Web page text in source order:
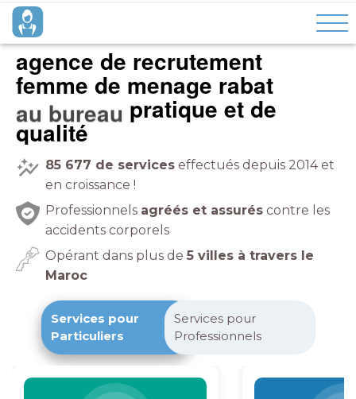
agence de recrutement
femme de menage rabat
à domicile pratique et de
qualité
85 677 de services effectués depuis 2014 et
en croissance !
Professionnels agréés et assurés contre les
accidents corporels
Opérant dans plus de 5 villes à travers le
Maroc
Services pour
Particuliers
Services pour
Professionnels